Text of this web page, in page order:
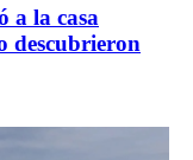
a la casa
descubrieron